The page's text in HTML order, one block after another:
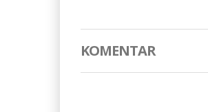
KOMENTAR